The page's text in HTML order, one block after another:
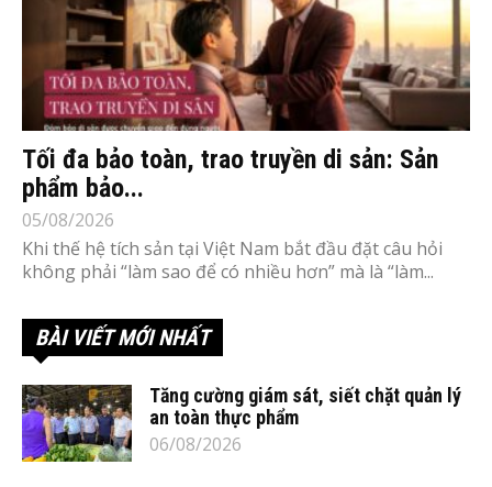
Tối đa bảo toàn, trao truyền di sản: Sản
phẩm bảo...
05/08/2026
Khi thế hệ tích sản tại Việt Nam bắt đầu đặt câu hỏi
không phải “làm sao để có nhiều hơn” mà là “làm...
BÀI VIẾT MỚI NHẤT
Tăng cường giám sát, siết chặt quản lý
an toàn thực phẩm
06/08/2026